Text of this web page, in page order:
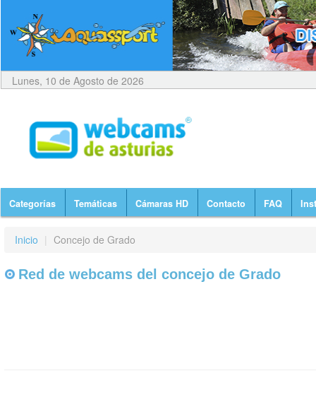
Lunes, 10 de Agosto de 2026
Categorías Temáticas Cámaras HD Contacto FAQ
Inicio | Concejo de Grado
Red de webcams del concejo de Grado